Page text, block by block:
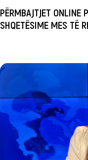
PËRMBAJTJET ONLINE
SHQETËSIME MES TË